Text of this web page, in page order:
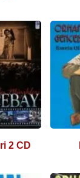
2 CD